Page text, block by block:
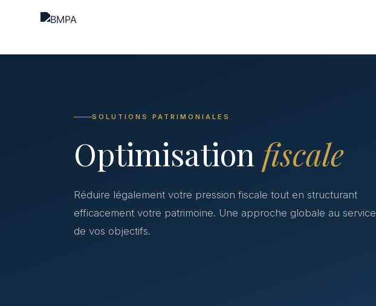
SOLUTIONS PATRIMONIALES
Optimisation fiscale
Réduire légalement votre pression fiscale tout en structurant
efficacement votre patrimoine. Une approche globale au service
de vos objectifs.